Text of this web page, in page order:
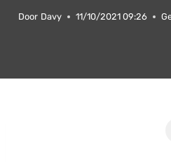
Door Davy 11/10/2021 09:26